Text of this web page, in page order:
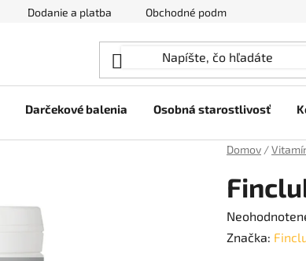
Dodanie a platba Obchodné podmienky
Darčekové balenia Osobná starostlivosť
Domov /
Priemerné
hodnotenie
Značka: